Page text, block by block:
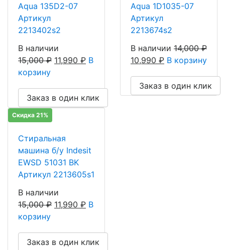
Aqua 135D2-07
Артикул
2213402s2
В наличии
15,000₽ 11,990 ₽ В
корзину
Заказ в один клик
Aqua 1D1035-07
Артикул
2213674s2
В наличии 14,000₽
10,990 ₽ В корзину
Заказ в один клик
Скидка 21%
Стиральная
машина б/у Indesit
EWSD 51031 BK
Артикул 2213605s1
В наличии
15,000₽ 11,990 ₽ В
корзину
Заказ в один клик